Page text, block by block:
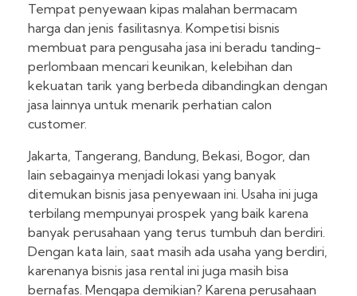
Tempat penyewaan kipas malahan bermacam
harga dan jenis fasilitasnya. Kompetisi bisnis
membuat para pengusaha jasa ini beradu tanding-
perlombaan mencari keunikan, kelebihan dan
kekuatan tarik yang berbeda dibandingkan dengan
jasa lainnya untuk menarik perhatian calon
customer.
Jakarta, Tangerang, Bandung, Bekasi, Bogor, dan
lain sebagainya menjadi lokasi yang banyak
ditemukan bisnis jasa penyewaan ini. Usaha ini juga
terbilang mempunyai prospek yang baik karena
banyak perusahaan yang terus tumbuh dan berdiri.
Dengan kata lain, saat masih ada usaha yang berdiri,
karenanya bisnis jasa rental ini juga masih bisa
bernafas. Mengapa demikian? Karena perusahaan